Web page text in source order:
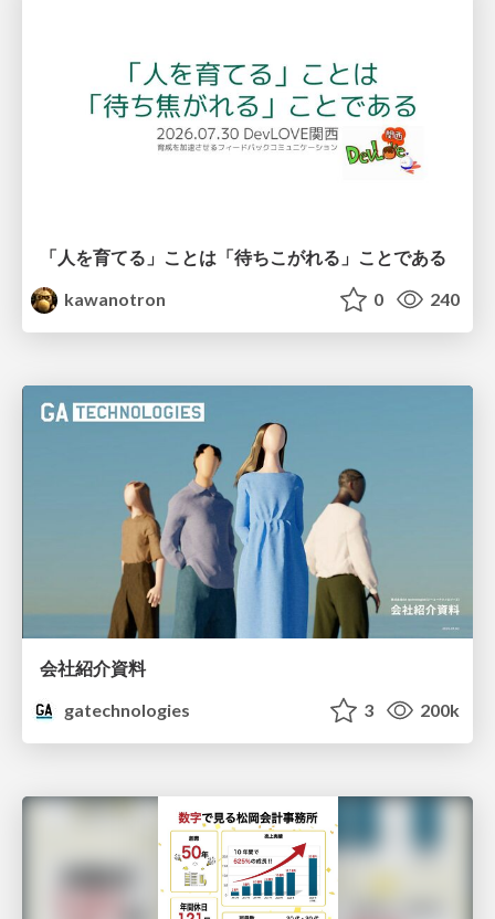
「人を育てる」ことは「待ちこがれる」ことである
kawanotron
0 240
会社紹介資料
gatechnologies
3 200k